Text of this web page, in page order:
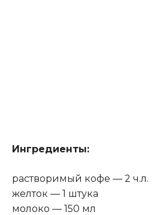
Ингредиенты:
растворимый кофе — 2 ч.л.
желток — 1 штука
молоко — 150 мл